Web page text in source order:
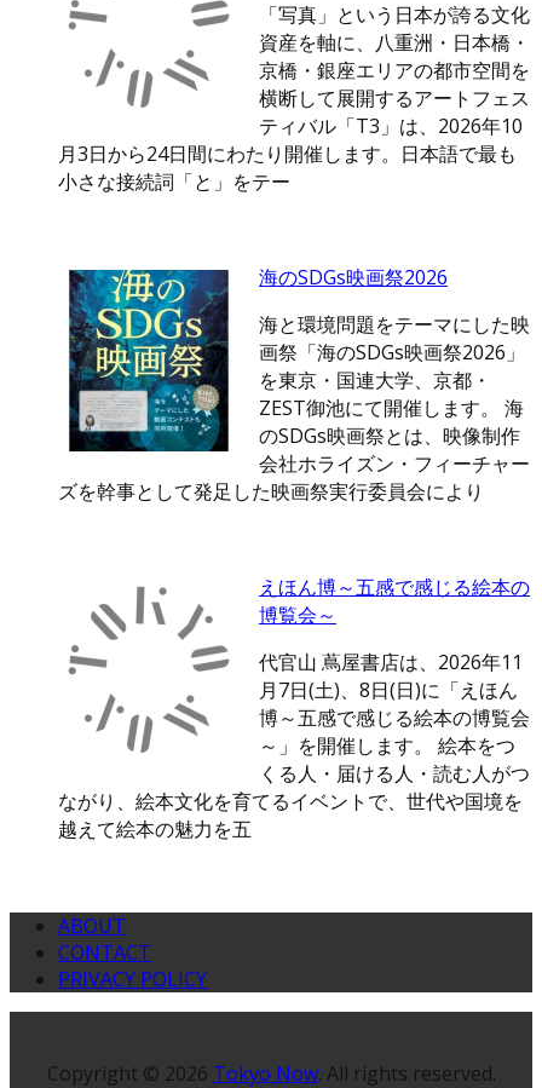
「写真」という日本が誇る文化
資産を軸に、八重洲・日本橋・
京橋・銀座エリアの都市空間を
横断して展開するアートフェス
ティバル「T3」は、2026年10
月3日から24日間にわたり開催します。日本語で最も
小さな接続詞「と」をテー
海のSDGs映画祭2026
海と環境問題をテーマにした映
画祭「海のSDGs映画祭2026」
を東京・国連大学、京都・
ZEST御池にて開催します。 海
のSDGs映画祭とは、映像制作
会社ホライズン・フィーチャー
ズを幹事として発足した映画祭実行委員会により
えほん博～五感で感じる絵本の
博覧会～
代官山 蔦屋書店は、2026年11
月7日(土)、8日(日)に「えほん
博～五感で感じる絵本の博覧会
～」を開催します。 絵本をつ
くる人・届ける人・読む人がつ
ながり、絵本文化を育てるイベントで、世代や国境を
越えて絵本の魅力を五
ABOUT
CONTACT
PRIVACY POLICY
Copyright © 2026 Tokyo Now. All rights reserved.